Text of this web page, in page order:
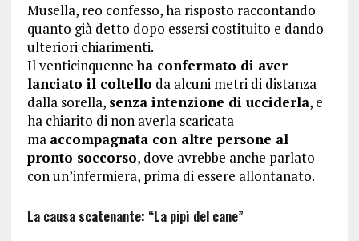
Musella, reo confesso, ha risposto raccontando
quanto già detto dopo essersi costituito e dando
ulteriori chiarimenti.
Il venticinquenneha confermato di aver
lanciato il coltello da alcuni metri di distanza
dalla sorella, senza intenzione di ucciderla, e
ha chiarito di non averla scaricata
ma accompagnata con altre persone al
pronto soccorso, dove avrebbe anche parlato
con un’infermiera, prima di essere allontanato.
La causa scatenante: “La pipì del cane”